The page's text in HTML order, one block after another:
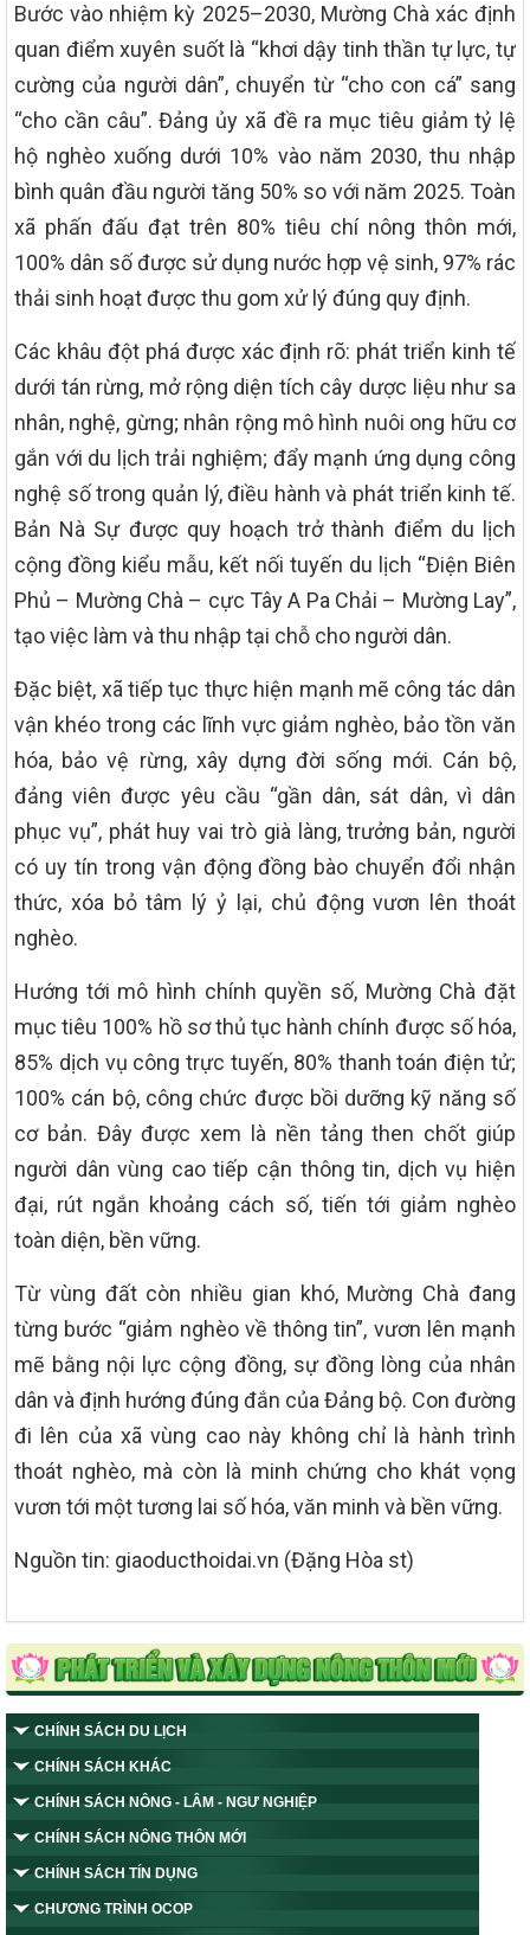
Bước vào nhiệm kỳ 2025–2030, Mường Chà xác định
quan điểm xuyên suốt là “khơi dậy tinh thần tự lực, tự
cường của người dân”, chuyển từ “cho con cá” sang
“cho cần câu”. Đảng ủy xã đề ra mục tiêu giảm tỷ lệ
hộ nghèo xuống dưới 10% vào năm 2030, thu nhập
bình quân đầu người tăng 50% so với năm 2025. Toàn
xã phấn đấu đạt trên 80% tiêu chí nông thôn mới,
100% dân số được sử dụng nước hợp vệ sinh, 97% rác
thải sinh hoạt được thu gom xử lý đúng quy định.
Các khâu đột phá được xác định rõ: phát triển kinh tế
dưới tán rừng, mở rộng diện tích cây dược liệu như sa
nhân, nghệ, gừng; nhân rộng mô hình nuôi ong hữu cơ
gắn với du lịch trải nghiệm; đẩy mạnh ứng dụng công
nghệ số trong quản lý, điều hành và phát triển kinh tế.
Bản Nà Sự được quy hoạch trở thành điểm du lịch
cộng đồng kiểu mẫu, kết nối tuyến du lịch “Điện Biên
Phủ – Mường Chà – cực Tây A Pa Chải – Mường Lay”,
tạo việc làm và thu nhập tại chỗ cho người dân.
Đặc biệt, xã tiếp tục thực hiện mạnh mẽ công tác dân
vận khéo trong các lĩnh vực giảm nghèo, bảo tồn văn
hóa, bảo vệ rừng, xây dựng đời sống mới. Cán bộ,
đảng viên được yêu cầu “gần dân, sát dân, vì dân
phục vụ”, phát huy vai trò già làng, trưởng bản, người
có uy tín trong vận động đồng bào chuyển đổi nhận
thức, xóa bỏ tâm lý ỷ lại, chủ động vươn lên thoát
nghèo.
Hướng tới mô hình chính quyền số, Mường Chà đặt
mục tiêu 100% hồ sơ thủ tục hành chính được số hóa,
85% dịch vụ công trực tuyến, 80% thanh toán điện tử;
100% cán bộ, công chức được bồi dưỡng kỹ năng số
cơ bản. Đây được xem là nền tảng then chốt giúp
người dân vùng cao tiếp cận thông tin, dịch vụ hiện
đại, rút ngắn khoảng cách số, tiến tới giảm nghèo
toàn diện, bền vững.
Từ vùng đất còn nhiều gian khó, Mường Chà đang
từng bước “giảm nghèo về thông tin”, vươn lên mạnh
mẽ bằng nội lực cộng đồng, sự đồng lòng của nhân
dân và định hướng đúng đắn của Đảng bộ. Con đường
đi lên của xã vùng cao này không chỉ là hành trình
thoát nghèo, mà còn là minh chứng cho khát vọng
vươn tới một tương lai số hóa, văn minh và bền vững.
Nguồn tin: giaoducthoidai.vn (Đặng Hòa st)
CHÍNH SÁCH DU LỊCH
CHÍNH SÁCH KHÁC
CHÍNH SÁCH NÔNG - LÂM - NGƯ NGHIỆP
CHÍNH SÁCH NÔNG THÔN MỚI
CHÍNH SÁCH TÍN DỤNG
CHƯƠNG TRÌNH OCOP